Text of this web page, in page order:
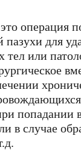
операция
пазухи для
тел или
попадании
в случае